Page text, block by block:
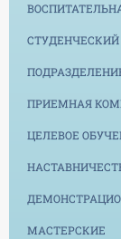
ПРИЕМНАЯ
ЦЕЛЕВОЕ
МАСТЕРСКИЕ